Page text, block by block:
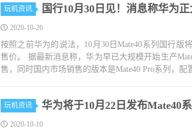
玩机资讯 国行10月30日见！消息称华为
2020-10-26
按照之前华为的说法，10月30日Mate40系列国行版
售价。 据最新消息称，华为早已大规模开始生产
售，同时国内市场销售的版本是Mate40 Pro系列，配
玩机资讯 华为将于10月22日发布Mate40
2020-10-10